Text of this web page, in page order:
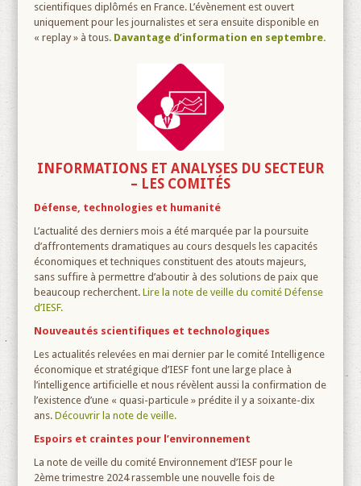
scientifiques diplômés en France. L’évènement est ouvert
uniquement pour les journalistes et sera ensuite disponible en
« replay » à tous. Davantage d’information en septembre.
INFORMATIONS ET ANALYSES DU SECTEUR
– LES COMITÉS
Défense, technologies et humanité
L’actualité des derniers mois a été marquée par la poursuite
d’affrontements dramatiques au cours desquels les capacités
économiques et techniques constituent des atouts majeurs,
sans suffire à permettre d’aboutir à des solutions de paix que
beaucoup recherchent.Lire la note de veille du comité Défense
d’IESF.
Nouveautés scientifiques et technologiques
Les actualités relevées en mai dernier par le comité Intelligence
économique et stratégique d’IESF font une large place à
l’intelligence artificielle et nous révèlent aussi la confirmation de
l’existence d’une « quasi-particule » prédite il y a soixante-dix
ans.Découvrir la note de veille.
Espoirs et craintes pour l’environnement
La note de veille du comité Environnement d’IESF pour le
2ème trimestre 2024 rassemble une nouvelle fois de